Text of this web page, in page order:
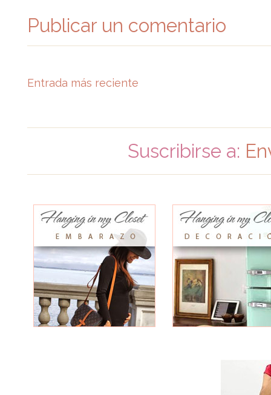
Publicar un comentario
Entrada más reciente
Suscribirse a: